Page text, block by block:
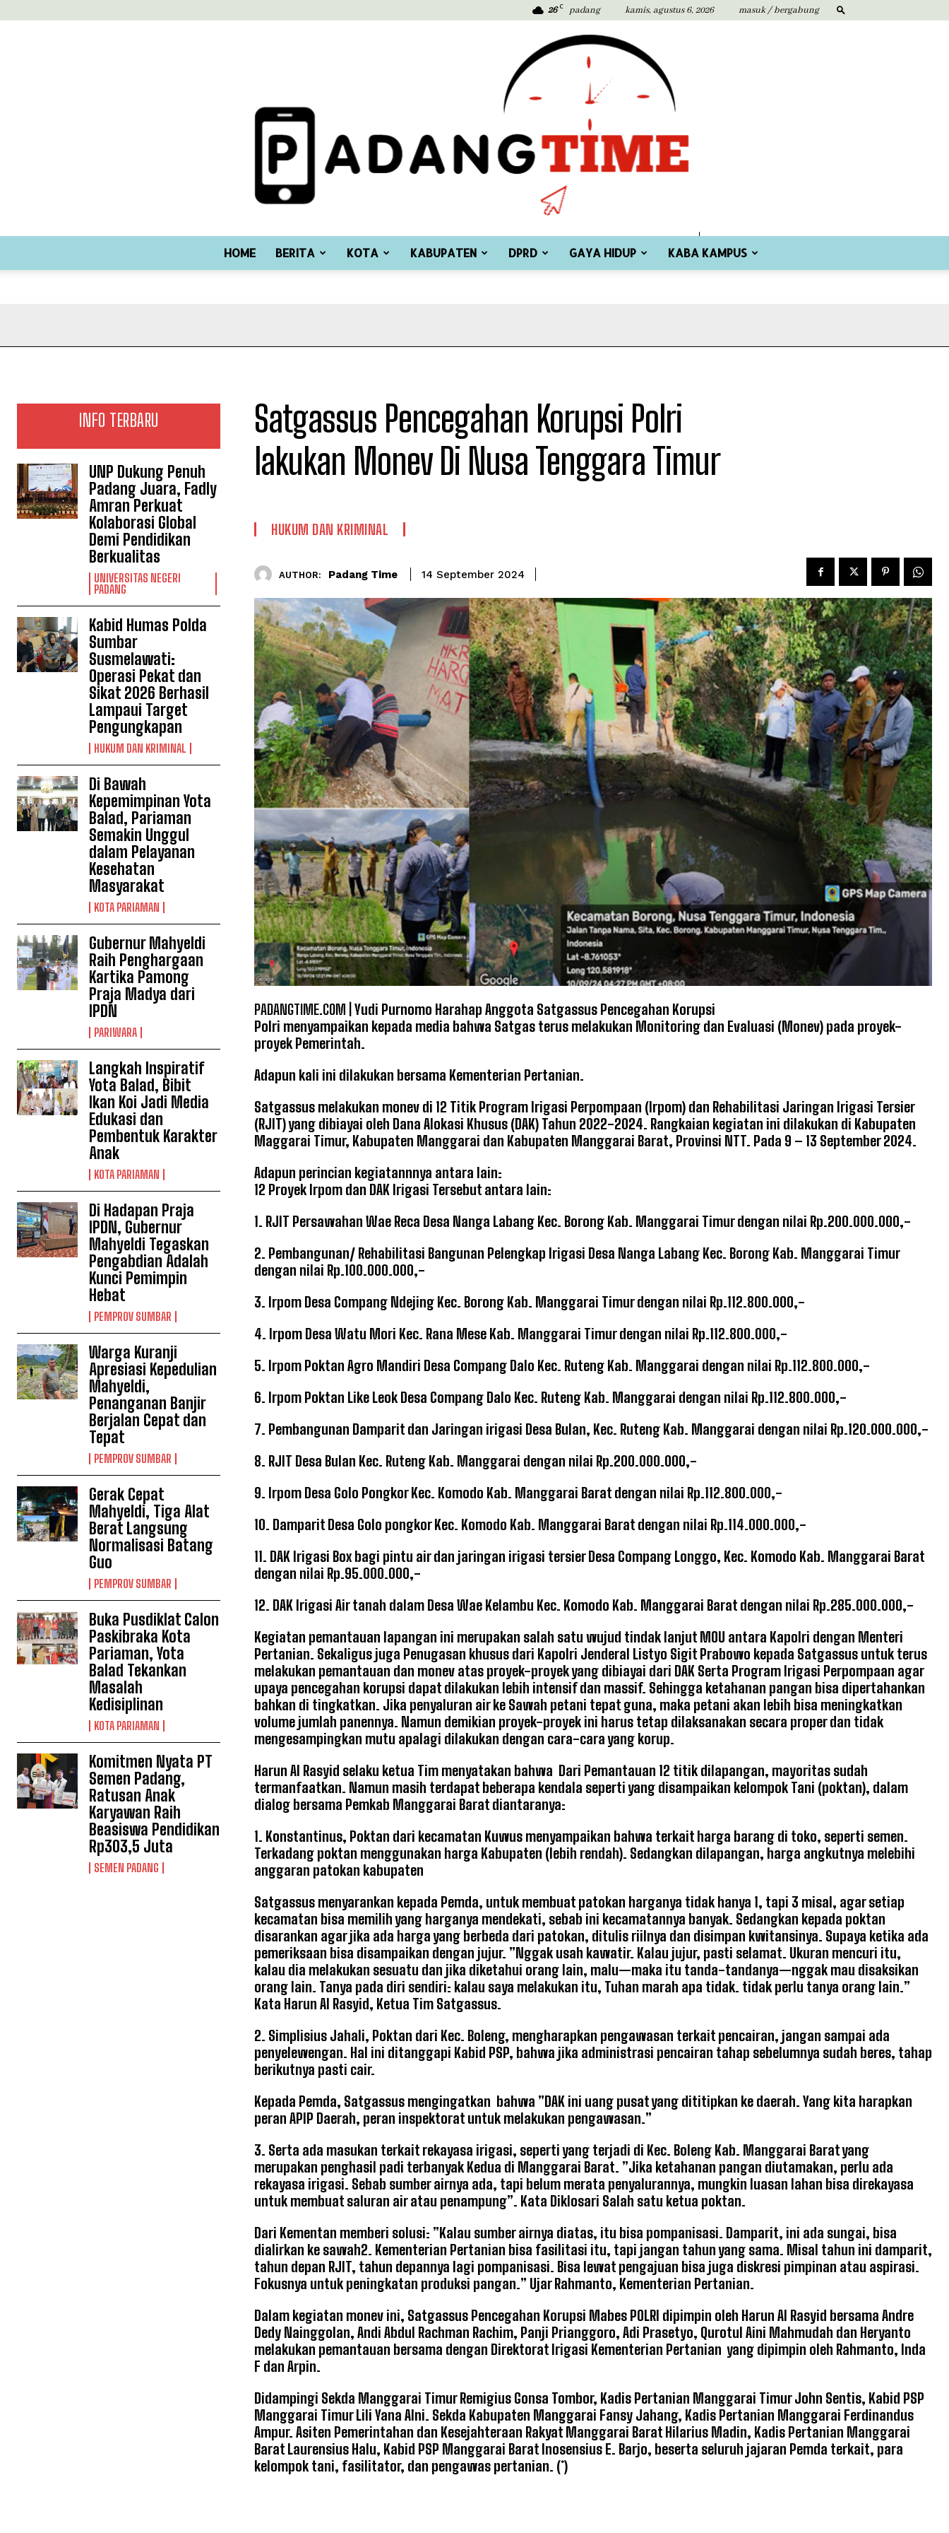
26 C padang kamis, agustus 6, 2026 masuk / bergabung
HOME BERITA KOTA KABUPATEN DPRD GAYA HIDUP KABA KAMPUS
INFO TERBARU
UNP Dukung Penuh
Padang Juara, Fadly
Amran Perkuat
Kolaborasi Global
Demi Pendidikan
Berkualitas
UNIVERSITAS NEGERI
PADANG
Kabid Humas Polda
Sumbar
Susmelawati:
Operasi Pekat dan
Sikat 2026 Berhasil
Lampaui Target
Pengungkapan
HUKUM DAN KRIMINAL
Di Bawah
Kepemimpinan Yota
Balad, Pariaman
Semakin Unggul
dalam Pelayanan
Kesehatan
Masyarakat
KOTA PARIAMAN
Gubernur Mahyeldi
Raih Penghargaan
Kartika Pamong
Praja Madya dari
IPDN
PARIWARA
Langkah Inspiratif
Yota Balad, Bibit
Ikan Koi Jadi Media
Edukasi dan
Pembentuk Karakter
Anak
KOTA PARIAMAN
Di Hadapan Praja
IPDN, Gubernur
Mahyeldi Tegaskan
Pengabdian Adalah
Kunci Pemimpin
Hebat
PEMPROV SUMBAR
Warga Kuranji
Apresiasi Kepedulian
Mahyeldi,
Penanganan Banjir
Berjalan Cepat dan
Tepat
PEMPROV SUMBAR
Gerak Cepat
Mahyeldi, Tiga Alat
Berat Langsung
Normalisasi Batang
Guo
PEMPROV SUMBAR
Buka Pusdiklat Calon
Paskibraka Kota
Pariaman, Yota
Balad Tekankan
Masalah
Kedisiplinan
KOTA PARIAMAN
Komitmen Nyata PT
Semen Padang,
Ratusan Anak
Karyawan Raih
Beasiswa Pendidikan
Rp303,5 Juta
SEMEN PADANG
Satgassus Pencegahan Korupsi Polri
lakukan Monev Di Nusa Tenggara Timur
HUKUM DAN KRIMINAL
AUTHOR: Padang Time 14 September 2024
PADANGTIME.COM | Yudi Purnomo Harahap Anggota Satgassus Pencegahan Korupsi
Polri menyampaikan kepada media bahwa Satgas terus melakukan Monitoring dan Evaluasi (Monev) pada proyek-
proyek Pemerintah.
Adapun kali ini dilakukan bersama Kementerian Pertanian.
Satgassus melakukan monev di 12 Titik Program Irigasi Perpompaan (Irpom) dan Rehabilitasi Jaringan Irigasi Tersier
(RJIT) yang dibiayai oleh Dana Alokasi Khusus (DAK) Tahun 2022-2024. Rangkaian kegiatan ini dilakukan di Kabupaten
Maggarai Timur, Kabupaten Manggarai dan Kabupaten Manggarai Barat, Provinsi NTT. Pada 9 – 13 September 2024.
Adapun perincian kegiatannnya antara lain:
12 Proyek Irpom dan DAK Irigasi Tersebut antara lain:
1. RJIT Persawahan Wae Reca Desa Nanga Labang Kec. Borong Kab. Manggarai Timur dengan nilai Rp.200.000.000,-
2. Pembangunan/ Rehabilitasi Bangunan Pelengkap Irigasi Desa Nanga Labang Kec. Borong Kab. Manggarai Timur
dengan nilai Rp.100.000.000,-
3. Irpom Desa Compang Ndejing Kec. Borong Kab. Manggarai Timur dengan nilai Rp.112.800.000,-
4. Irpom Desa Watu Mori Kec. Rana Mese Kab. Manggarai Timur dengan nilai Rp.112.800.000,-
5. Irpom Poktan Agro Mandiri Desa Compang Dalo Kec. Ruteng Kab. Manggarai dengan nilai Rp.112.800.000,-
6. Irpom Poktan Like Leok Desa Compang Dalo Kec. Ruteng Kab. Manggarai dengan nilai Rp.112.800.000,-
7. Pembangunan Damparit dan Jaringan irigasi Desa Bulan, Kec. Ruteng Kab. Manggarai dengan nilai Rp.120.000.000,-
8. RJIT Desa Bulan Kec. Ruteng Kab. Manggarai dengan nilai Rp.200.000.000,-
9. Irpom Desa Golo Pongkor Kec. Komodo Kab. Manggarai Barat dengan nilai Rp.112.800.000,-
10. Damparit Desa Golo pongkor Kec. Komodo Kab. Manggarai Barat dengan nilai Rp.114.000.000,-
11. DAK Irigasi Box bagi pintu air dan jaringan irigasi tersier Desa Compang Longgo, Kec. Komodo Kab. Manggarai Barat
dengan nilai Rp.95.000.000,-
12. DAK Irigasi Air tanah dalam Desa Wae Kelambu Kec. Komodo Kab. Manggarai Barat dengan nilai Rp.285.000.000,-
Kegiatan pemantauan lapangan ini merupakan salah satu wujud tindak lanjut MOU antara Kapolri dengan Menteri
Pertanian. Sekaligus juga Penugasan khusus dari Kapolri Jenderal Listyo Sigit Prabowo kepada Satgassus untuk terus
melakukan pemantauan dan monev atas proyek-proyek yang dibiayai dari DAK Serta Program Irigasi Perpompaan agar
upaya pencegahan korupsi dapat dilakukan lebih intensif dan massif. Sehingga ketahanan pangan bisa dipertahankan
bahkan di tingkatkan. Jika penyaluran air ke Sawah petani tepat guna, maka petani akan lebih bisa meningkatkan
volume jumlah panennya. Namun demikian proyek-proyek ini harus tetap dilaksanakan secara proper dan tidak
mengesampingkan mutu apalagi dilakukan dengan cara-cara yang korup.
Harun Al Rasyid selaku ketua Tim menyatakan bahwa Dari Pemantauan 12 titik dilapangan, mayoritas sudah
termanfaatkan. Namun masih terdapat beberapa kendala seperti yang disampaikan kelompok Tani (poktan), dalam
dialog bersama Pemkab Manggarai Barat diantaranya:
1. Konstantinus, Poktan dari kecamatan Kuwus menyampaikan bahwa terkait harga barang di toko, seperti semen.
Terkadang poktan menggunakan harga Kabupaten (lebih rendah). Sedangkan dilapangan, harga angkutnya melebihi
anggaran patokan kabupaten
Satgassus menyarankan kepada Pemda, untuk membuat patokan harganya tidak hanya 1, tapi 3 misal, agar setiap
kecamatan bisa memilih yang harganya mendekati, sebab ini kecamatannya banyak. Sedangkan kepada poktan
disarankan agar jika ada harga yang berbeda dari patokan, ditulis riilnya dan disimpan kwitansinya. Supaya ketika ada
pemeriksaan bisa disampaikan dengan jujur. ”Nggak usah kawatir. Kalau jujur, pasti selamat. Ukuran mencuri itu,
kalau dia melakukan sesuatu dan jika diketahui orang lain, malu—maka itu tanda-tandanya—nggak mau disaksikan
orang lain. Tanya pada diri sendiri: kalau saya melakukan itu, Tuhan marah apa tidak. tidak perlu tanya orang lain.”
Kata Harun Al Rasyid, Ketua Tim Satgassus.
2. Simplisius Jahali, Poktan dari Kec. Boleng, mengharapkan pengawasan terkait pencairan, jangan sampai ada
penyelewengan. Hal ini ditanggapi Kabid PSP, bahwa jika administrasi pencairan tahap sebelumnya sudah beres, tahap
berikutnya pasti cair.
Kepada Pemda, Satgassus mengingatkan bahwa ”DAK ini uang pusat yang dititipkan ke daerah. Yang kita harapkan
peran APIP Daerah, peran inspektorat untuk melakukan pengawasan.”
3. Serta ada masukan terkait rekayasa irigasi, seperti yang terjadi di Kec. Boleng Kab. Manggarai Barat yang
merupakan penghasil padi terbanyak Kedua di Manggarai Barat. ”Jika ketahanan pangan diutamakan, perlu ada
rekayasa irigasi. Sebab sumber airnya ada, tapi belum merata penyalurannya, mungkin luasan lahan bisa direkayasa
untuk membuat saluran air atau penampung”. Kata Diklosari Salah satu ketua poktan.
Dari Kementan memberi solusi: ”Kalau sumber airnya diatas, itu bisa pompanisasi. Damparit, ini ada sungai, bisa
dialirkan ke sawah2. Kementerian Pertanian bisa fasilitasi itu, tapi jangan tahun yang sama. Misal tahun ini damparit,
tahun depan RJIT, tahun depannya lagi pompanisasi. Bisa lewat pengajuan bisa juga diskresi pimpinan atau aspirasi.
Fokusnya untuk peningkatan produksi pangan.” Ujar Rahmanto, Kementerian Pertanian.
Dalam kegiatan monev ini, Satgassus Pencegahan Korupsi Mabes POLRI dipimpin oleh Harun Al Rasyid bersama Andre
Dedy Nainggolan, Andi Abdul Rachman Rachim, Panji Prianggoro, Adi Prasetyo, Qurotul Aini Mahmudah dan Heryanto
melakukan pemantauan bersama dengan Direktorat Irigasi Kementerian Pertanian yang dipimpin oleh Rahmanto, Inda
F dan Arpin.
Didampingi Sekda Manggarai Timur Remigius Gonsa Tombor, Kadis Pertanian Manggarai Timur John Sentis, Kabid PSP
Manggarai Timur Lili Yana Alni. Sekda Kabupaten Manggarai Fansy Jahang, Kadis Pertanian Manggarai Ferdinandus
Ampur. Asiten Pemerintahan dan Kesejahteraan Rakyat Manggarai Barat Hilarius Madin, Kadis Pertanian Manggarai
Barat Laurensius Halu, Kabid PSP Manggarai Barat Inosensius E. Barjo, beserta seluruh jajaran Pemda terkait, para
kelompok tani, fasilitator, dan pengawas pertanian. (*)